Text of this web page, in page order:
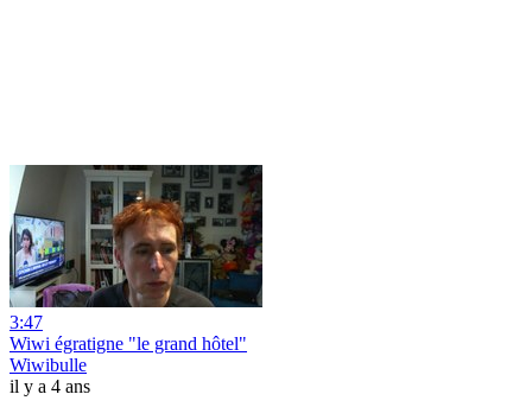
3:47
Wiwi égratigne "le grand hôtel"
Wiwibulle
il y a 4 ans